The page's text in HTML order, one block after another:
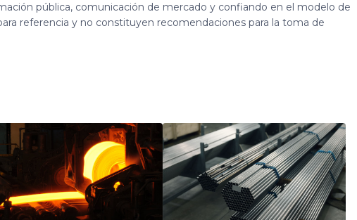
pública, comunicación de mercado y confiando en el modelo de
referencia y no constituyen recomendaciones para la toma de